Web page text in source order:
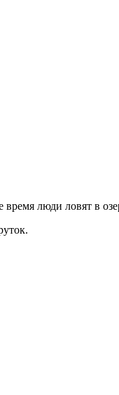
люди ловят в